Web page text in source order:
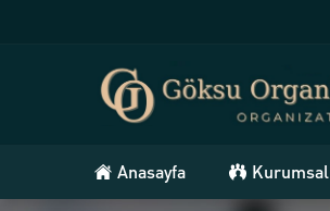
Anasayfa Kurumsal